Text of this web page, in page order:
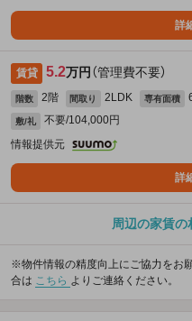
詳
賃貸 5.2万円 （管理費不要）
階数 2階 間取り 2LDK 専有面積
敷/礼
不要/104,000円
情報提供元
詳
周辺の家賃の
※物件情報の精度向上にご協力をお
合は こちら よりご連絡ください。